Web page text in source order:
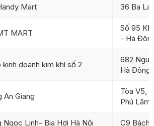
Mart 36 Ba
MART
Số 95
- Hà
kinh doanh kim khí số 2
682
Hà
An Giang
Tòa V5,
Phú
Ngọc Linh- Bia Hơi Hà Nội C9 Bách